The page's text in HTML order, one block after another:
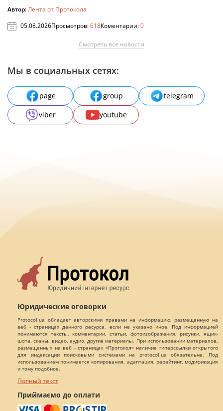
Автор:Лента от Протокола
05.08.2026Просмотров:618Коментарии:0
Смотреть все новости
Мы в социальных сетях:
page group
telegram
viber
youtube
Юридические оговорки
Protocol.ua обладает авторскими правами на информацию, размещенную на
веб - страницах данного ресурса, если не указано иное. Под информацией
понимаются тексты, комментарии, статьи, фотоизображения, рисунки, ящик-
шота, сканы, видео, аудио, другие материалы. При использовании материалов,
размещенных на веб - страницах «Протокол» наличие гиперссылки открытого
для индексации поисковыми системами на protocol.ua обязательна. Под
использованием понимается копирования, адаптация, рерайтинг, модификация
и тому подобное.
Полный текст
Приймаємо до оплати